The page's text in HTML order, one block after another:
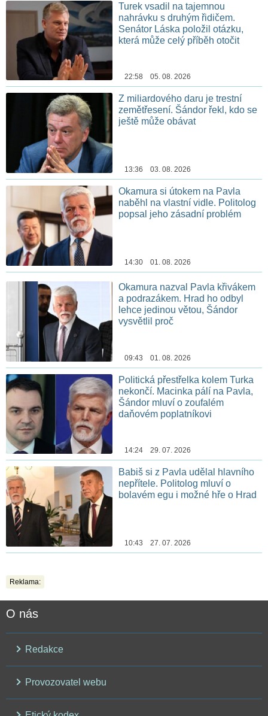
Turek vsadil na tajemnou
nahrávku s druhým řidičem.
Senátor Láska položil otázku,
která může celý příběh otočit
22:58 05. 08. 2026
Z miliardového daru je trestní
zemětřesení. Šándor řekl, kdo se
ještě může obávat
13:36 03. 08. 2026
Okamura si útokem na Pavla
naběhl na vlastní vidle. Politolog
popsal jeho zásadní problém
14:30 01. 08. 2026
Okamura nazval Pavla křivákem
a podrazákem. Hrad ho odbyl
lehce jedinou větou, Šándor
vysvětlil proč
09:43 01. 08. 2026
Politická přestřelka kolem Turka
nekončí. Macinka pálí na Pavla,
Šándor mluví o zoufalém
daňovém poplatníkovi
14:24 29. 07. 2026
Babiš si z Pavla udělal hlavního
nepřítele. Politolog mluví o
bolavém egu i možné hře o Hrad
10:43 27. 07. 2026
Reklama:
O nás
Redakce
Provozovatel webu